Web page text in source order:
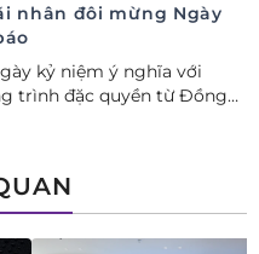
Việt Nam.
nhân đôi mừng Ngày
kỷ niệm ý nghĩa với
trình đặc quyền từ Đồng